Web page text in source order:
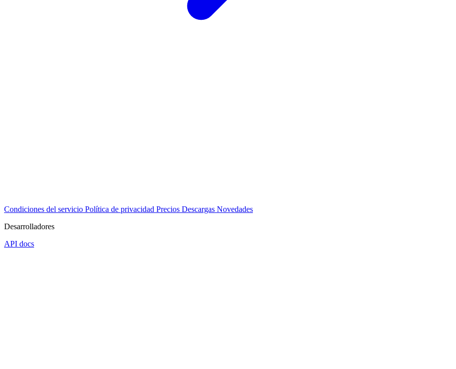
Condiciones del servicio Política de privacidad Precios Descargas Novedades
Desarrolladores
API docs